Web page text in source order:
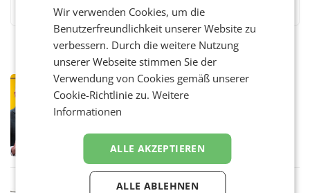
PRIMENEWS
Österreichische Post: Umsatzplus im
ersten Halbjahr trotz schwachem
ersten Halbjahr 2026 einen Konzernumsatz
von 1.544,0 Mio. EUR erwirtschaftet, was
einem Plus von 3,8 Prozent gegenüber dem
MARKETING & MEDIA
Wir verwenden Cookies, um die
Benutzerfreundlichkeit unserer Website zu
verbessern. Durch die weitere Nutzung
unserer Webseite stimmen Sie der
Verwendung von Cookies gemäß unserer
Cookie-Richtlinie zu.Weitere
Informationen
ALLE AKZEPTIEREN
ALLE ABLEHNEN